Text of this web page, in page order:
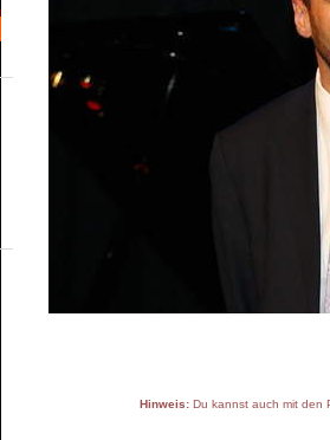
Hinweis:Du kannst auch mit den